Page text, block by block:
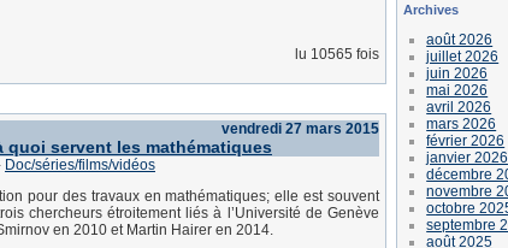
lu 10565 fois
vendredi 27 mars 2015
servent les mathématiques
Doc/séries/films/vidéos
pour des travaux en mathématiques; elle est souvent
chercheurs étroitement liés à l’Université de Genève
en 2010 et Martin Hairer en 2014.
Archives
août 2026
juillet 2026
juin 2026
mai 2026
avril 2026
mars 2026
février 2026
janvier 2026
décembre
novembre
octobre
septembre
août 2025